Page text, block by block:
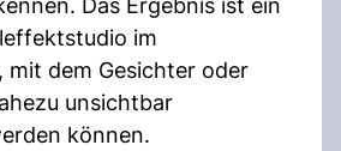
Das Ergebnis ist ein
im
mit dem Gesichter oder
unsichtbar
können.